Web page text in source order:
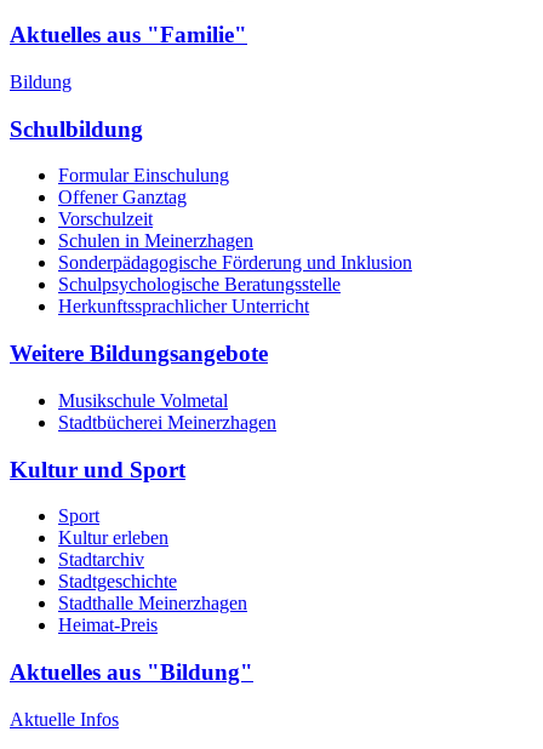
Aktuelles aus "Familie"
Bildung
Schulbildung
Formular Einschulung
Offener Ganztag
Vorschulzeit
Schulen in Meinerzhagen
Sonderpädagogische Förderung und Inklusion
Schulpsychologische Beratungsstelle
Herkunftssprachlicher Unterricht
Weitere Bildungsangebote
Musikschule Volmetal
Stadtbücherei Meinerzhagen
Kultur und Sport
Sport
Kultur erleben
Stadtarchiv
Stadtgeschichte
Stadthalle Meinerzhagen
Heimat-Preis
Aktuelles aus "Bildung"
Aktuelle Infos